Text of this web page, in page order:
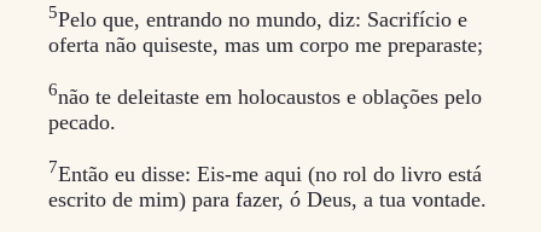
5Pelo que, entrando no mundo, diz: Sacrifício e
oferta não quiseste, mas um corpo me preparaste;
6não te deleitaste em holocaustos e oblações pelo
pecado.
7Então eu disse: Eis-me aqui (no rol do livro está
escrito de mim) para fazer, ó Deus, a tua vontade.